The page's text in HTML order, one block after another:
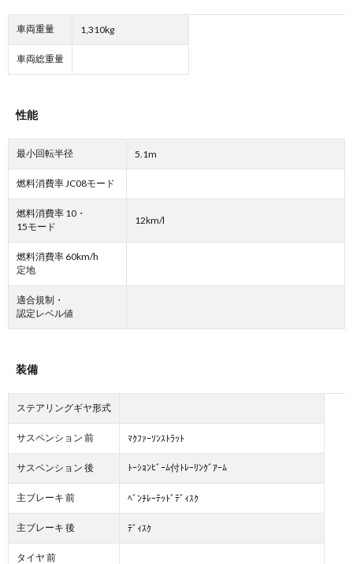
車両重量 1,310kg
車両総重量
性能
最小回転半径 5.1m
燃料消費率 JC08モード
燃料消費率 10・
15モード
12km/l
燃料消費率 60km/h
定地
適合規制・
認定レベル値
装備
ステアリングギヤ形式
サスペンション 前 ﾏｸﾌｧｰｿﾝｽﾄﾗｯﾄ
サスペンション 後 ﾄｰｼｮﾝﾋﾞｰﾑ付ﾄﾚｰﾘﾝｸﾞｱｰﾑ
主ブレーキ 前 ﾍﾞﾝﾁﾚｰﾃｯﾄﾞﾃﾞｨｽｸ
主ブレーキ 後 ﾃﾞｨｽｸ
タイヤ 前